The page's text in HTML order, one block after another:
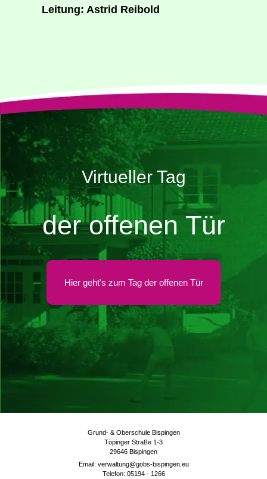
Lei­tung: Astrid Reibold
Virtueller Tag
der offenen Tür
Hier geht's zum Tag der offenen Tür
Grund- & Oberschule Bispingen
Töpinger Straße 1-3
29646 Bispingen
Email: verwaltung@gobs-bispingen.eu
Telefon: 05194 - 1266